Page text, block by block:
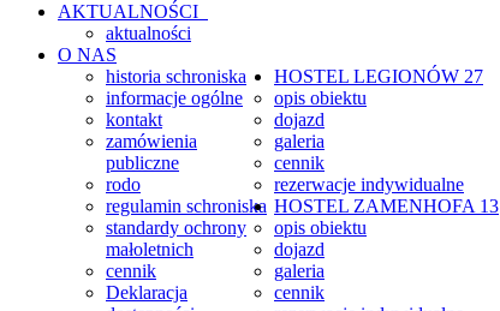
AKTUALNOŚCI
aktualności
O NAS
historia schroniska
informacje ogólne
kontakt
zamówienia
publiczne
rodo
regulamin schroniska
standardy ochrony
małoletnich
cennik
Deklaracja
HOSTEL LEGIONÓW 27
opis obiektu
dojazd
galeria
cennik
rezerwacje indywidualne
HOSTEL ZAMENHOFA 13
opis obiektu
dojazd
galeria
cennik